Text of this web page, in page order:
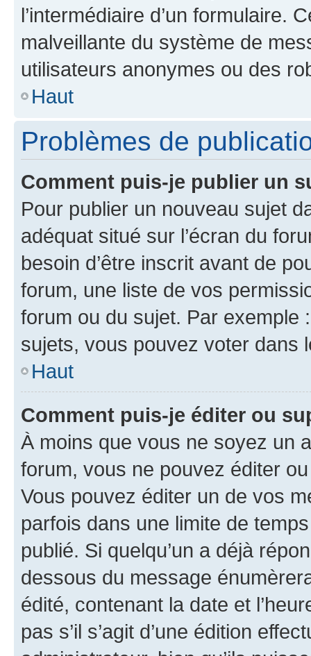
l’intermédiaire d’un formulaire.
malveillante du système de
utilisateurs anonymes ou des
Haut
Problèmes de
Comment puis-je publier un
Pour publier un nouveau sujet
adéquat situé sur l’écran du
besoin d’être inscrit avant de
forum, une liste de vos
forum ou du sujet. Par exemple
sujets, vous pouvez voter dans
Haut
Comment puis-je éditer ou
À moins que vous ne soyez un
forum, vous ne pouvez éditer
Vous pouvez éditer un de vos
parfois dans une limite de
publié. Si quelqu’un a déjà
dessous du message
édité, contenant la date et
pas s’il s’agit d’une édition